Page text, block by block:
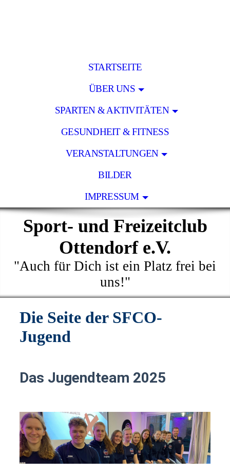
STARTSEITE
ÜBER UNS
SPARTEN & AKTIVITÄTEN
GESUNDHEIT & FITNESS
VERANSTALTUNGEN
BILDER
IMPRESSUM
Sport- und Freizeitclub
Ottendorf e.V.
"Auch für Dich ist ein Platz frei bei
uns!"
Die Seite der SFCO-
Jugend
Das Jugendteam 2025